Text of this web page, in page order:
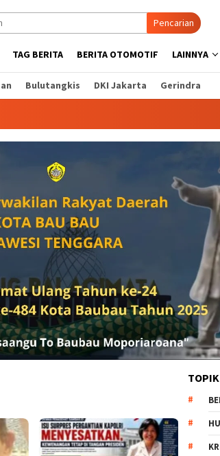
Pencarian
TAG BERITA BERITA OTOMOTIF LAINNYA
Bulutangkis DKI Jakarta Gerindra